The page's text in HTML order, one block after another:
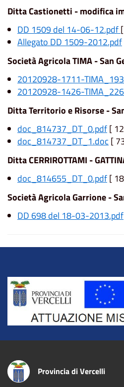
Ditta Castionetti - modifica
DD 1509 del 14-06-12.pdf
Allegato DD 1509-2012.pdf
Società Agricola TIMA - San
20120928-1711-
20120928-1426-
Ditta Territorio e Risorse -
doc_814737_DT_0.pdf[
doc_814737_DT_1.doc[
Ditta CERRIROTTAMI -
doc_814655_DT_0.pdf[
Società Agricola Garrione -
DD 698 del 18-03-2013.pdf
Title
Provincia di Vercelli